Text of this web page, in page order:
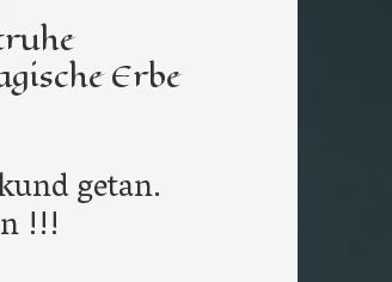
Erbe
getan.
!!!